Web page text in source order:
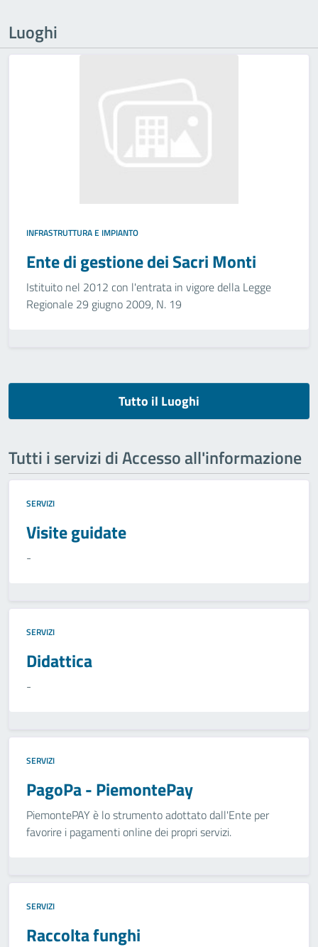
Luoghi
INFRASTRUTTURA E IMPIANTO
Ente di gestione dei Sacri Monti
Istituito nel 2012 con l'entrata in vigore della Legge
Regionale 29 giugno 2009, N. 19
Tutto il Luoghi
Tutti i servizi di Accesso all'informazione
SERVIZI
Visite guidate
-
SERVIZI
Didattica
-
SERVIZI
PagoPa - PiemontePay
PiemontePAY è lo strumento adottato dall'Ente per
favorire i pagamenti online dei propri servizi.
SERVIZI
Raccolta funghi